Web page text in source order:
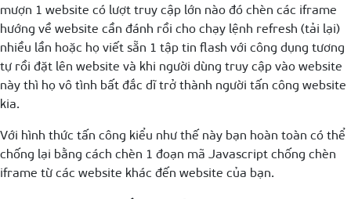
mượn 1 website có lượt truy cập lớn nào đó chèn các iframe
hướng về website cần đánh rồi cho chạy lệnh refresh (tải lại)
nhiều lần hoặc họ viết sẵn 1 tập tin flash với công dụng tương
tự rồi đặt lên website và khi người dùng truy cập vào website
này thì họ vô tình bất đắc dĩ trở thành người tấn công website
kia.
Với hình thức tấn công kiểu như thế này bạn hoàn toàn có thể
chống lại bằng cách chèn 1 đoạn mã Javascript chống chèn
iframe từ các website khác đến website của bạn.